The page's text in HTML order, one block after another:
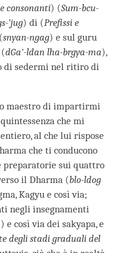
consonanti) (Sum-bcu-
’jug) di (Prefissi e
snyan-ngag) e sul guru
(dGa’-ldan lha-brgya-ma),
di sedermi nel ritiro di
maestro di impartirmi
che mi
al che lui rispose
che ti conducono
preparatorie sui quattro
il Dharma (blo-ldog
Kagyu e così via;
negli insegnamenti
) e così via dei sakyapa, e
degli stadi graduali del